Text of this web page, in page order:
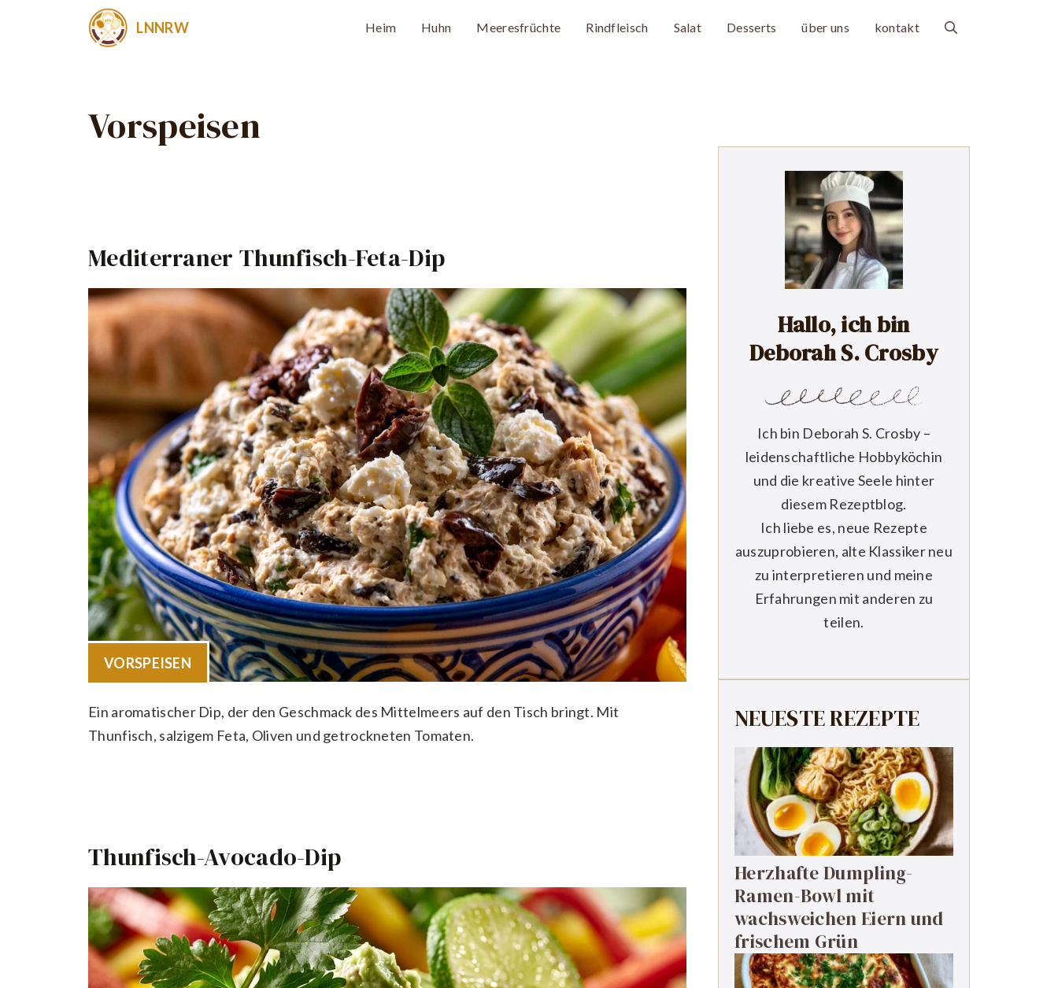
LNNRW Heim Huhn Meeresfrüchte Rindfleisch Salat Desserts über uns kontakt
Vorspeisen
Mediterraner Thunfisch-Feta-Dip
VORSPEISEN
Ein aromatischer Dip, der den Geschmack des Mittelmeers auf den Tisch bringt. Mit
Thunfisch, salzigem Feta, Oliven und getrockneten Tomaten.
Thunfisch-Avocado-Dip
Hallo, ich bin
Deborah S. Crosby
Ich bin Deborah S. Crosby –
leidenschaftliche Hobbyköchin
und die kreative Seele hinter
diesem Rezeptblog.
Ich liebe es, neue Rezepte
auszuprobieren, alte Klassiker neu
zu interpretieren und meine
Erfahrungen mit anderen zu
teilen.
NEUESTE REZEPTE
Herzhafte Dumpling-
Ramen-Bowl mit
wachsweichen Eiern und
frischem Grün